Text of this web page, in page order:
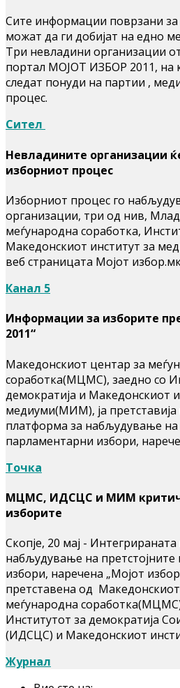
Сите информации поврзани за
можат да ги добијат на едно
Три невладини организации
портал МОЈОТ ИЗБОР 2011, на
следат понуди на партии ,
процес.
Сител
Невладините организации
изборниот процес
Изборниот процес го
организации, три од нив,
меѓународна соработка,
Македонскиот институт за
веб страницата Mојот
Канал 5
Информации за изборите
2011“
Македонскиот центар за
соработка(МЦМС), заедно со
демократија и Македонскиот
медиуми(МИМ), ја претставија
платформа за набљудување на
парламентарни избори,
Точка
МЦМС, ИДСЦС и МИМ
изборите
Скопје, 20 мај -
набљудување на
избори, наречена „Мојот
претставена од
меѓународна
Институтот за демократија
(ИДСЦС) и Македонскиот
Журнал